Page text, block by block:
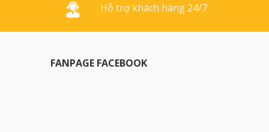
Hỗ trợ khách hàng 24/7
FANPAGE FACEBOOK